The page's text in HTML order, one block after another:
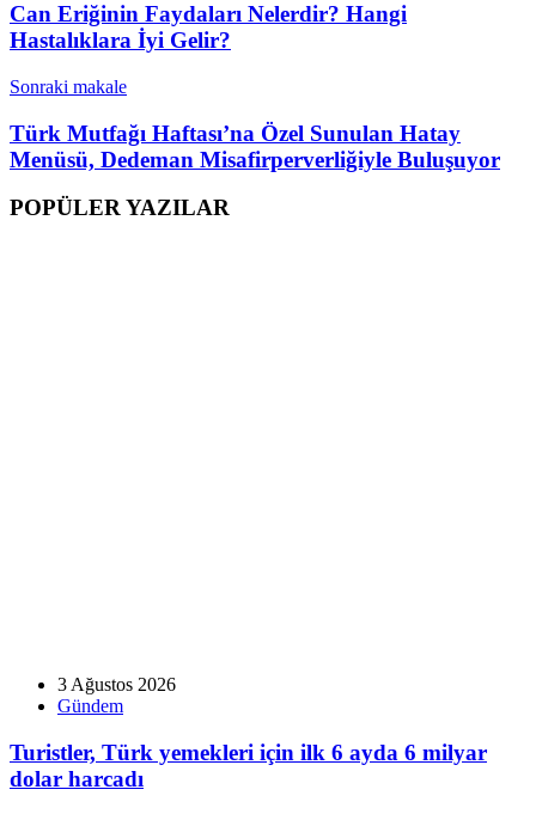
Can Eriğinin Faydaları Nelerdir? Hangi
Hastalıklara İyi Gelir?
Sonraki makale
Türk Mutfağı Haftası’na Özel Sunulan Hatay
Menüsü, Dedeman Misafirperverliğiyle Buluşuyor
POPÜLER YAZILAR
3 Ağustos 2026
Gündem
Turistler, Türk yemekleri için ilk 6 ayda 6 milyar
dolar harcadı